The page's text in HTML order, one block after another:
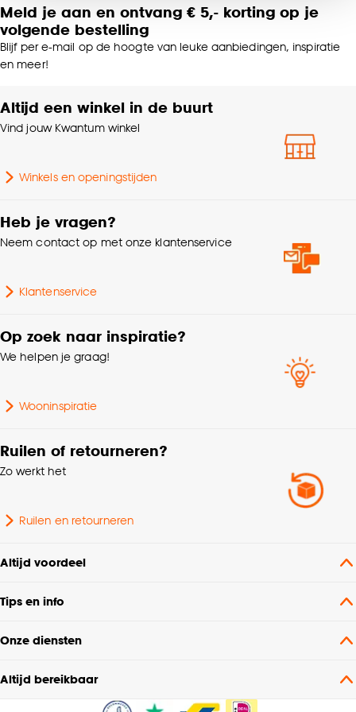
noodzakelijke cookies te accepteren. Je kunt er ook
voor kiezen om bepaalde cookies wel of niet te
accepteren door op ‘Cookies aanpassen’ te
klikken.
Goed om te weten is dat je deze keuze altijd nog
kan aanpassen, bekijk hiervoor onze
Garantietermijn 24 maanden
Kleurtint
Breedte 30 CM
Hoogte 2.7 CM
Meld je aan en ontvang € 5,- korting op je
volgende bestelling
Blijf per e-mail op de hoogte van leuke aanbiedingen, inspiratie
en meer!
Altijd een winkel in de buurt
Vind jouw Kwantum winkel
Winkels en openingstijden
Heb je vragen?
Neem contact op met onze klantenservice
Klantenservice
Op zoek naar inspiratie?
We helpen je graag!
Wooninspiratie
Ruilen of retourneren?
Zo werkt het
Ruilen en retourneren
Altijd voordeel
Tips en info
Onze diensten
Altijd bereikbaar